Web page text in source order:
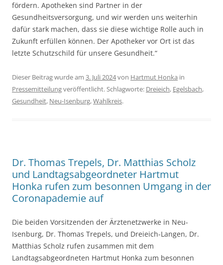
fördern. Apotheken sind Partner in der
Gesundheitsversorgung, und wir werden uns weiterhin
dafür stark machen, dass sie diese wichtige Rolle auch in
Zukunft erfüllen können. Der Apotheker vor Ort ist das
letzte Schutzschild für unsere Gesundheit.“
Dieser Beitrag wurde am 3. Juli 2024von Hartmut Honka in
Pressemitteilungveröffentlicht. Schlagworte: Dreieich, Egelsbach,
Gesundheit, Neu-Isenburg,Wahlkreis.
Dr. Thomas Trepels, Dr. Matthias Scholz
und Landtagsabgeordneter Hartmut
Honka rufen zum besonnen Umgang in der
Coronapademie auf
Die beiden Vorsitzenden der Ärztenetzwerke in Neu-
Isenburg, Dr. Thomas Trepels, und Dreieich-Langen, Dr.
Matthias Scholz rufen zusammen mit dem
Landtagsabgeordneten Hartmut Honka zum besonnen